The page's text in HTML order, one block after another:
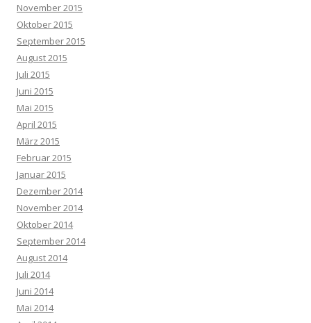
November 2015
Oktober 2015
September 2015
August 2015
Juli 2015
Juni 2015
Mai 2015
April 2015
März 2015
Februar 2015
Januar 2015
Dezember 2014
November 2014
Oktober 2014
September 2014
August 2014
Juli 2014
Juni 2014
Mai 2014